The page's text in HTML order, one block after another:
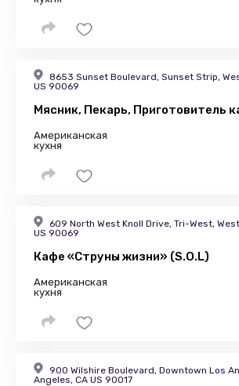
8653 Sunset Boulevard, Sunset Strip,
US 90069
Мясник, Пекарь, Приготовитель
Американская
кухня
609 North West Knoll Drive, Tri-West,
US 90069
Кафе «Струны жизни» (S.O.L)
Американская
кухня
900 Wilshire Boulevard, Downtown Los
Angeles, CA US 90017